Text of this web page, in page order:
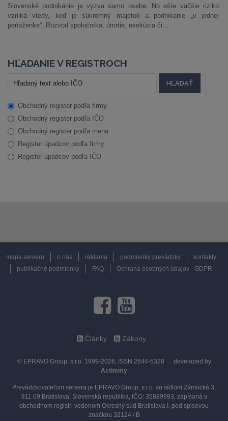
Slovenské podnikanie je výzva samo osebe. No ešte väčšie riziko
vzniká vtedy, keď je súkromný majetok a podnikanie „v jednej
peňaženke“. Rozvod spoločníka, úmrtie, exekúcia či...
HĽADANIE V REGISTROCH
Obchodný register podľa firmy
Obchodný register podľa IČO
Obchodný register podľa mena
Register úpadcov podľa firmy
Register úpadcov podľa IČO
mapa serveru o nás reklama podmienky prevádzky
kontakty
publikačné podmienky
FAQ Ochrana osobných údajov - GDPR
Články Zákony
© EPRAVO Group, s.r.o. 1999-2026, ISSN 2644-5328
developed by
Actimmy
Prevádzkovateľom servera je EPRAVO Group, s.r.o. so sídlom Zámocká 3,
811 09 Bratislava, Slovenská republika, IČO: 35889993, zapísaná v
obchodnom registri vedenom Okresný súd Bratislava I. pod spisovou
značkou 32124 / B